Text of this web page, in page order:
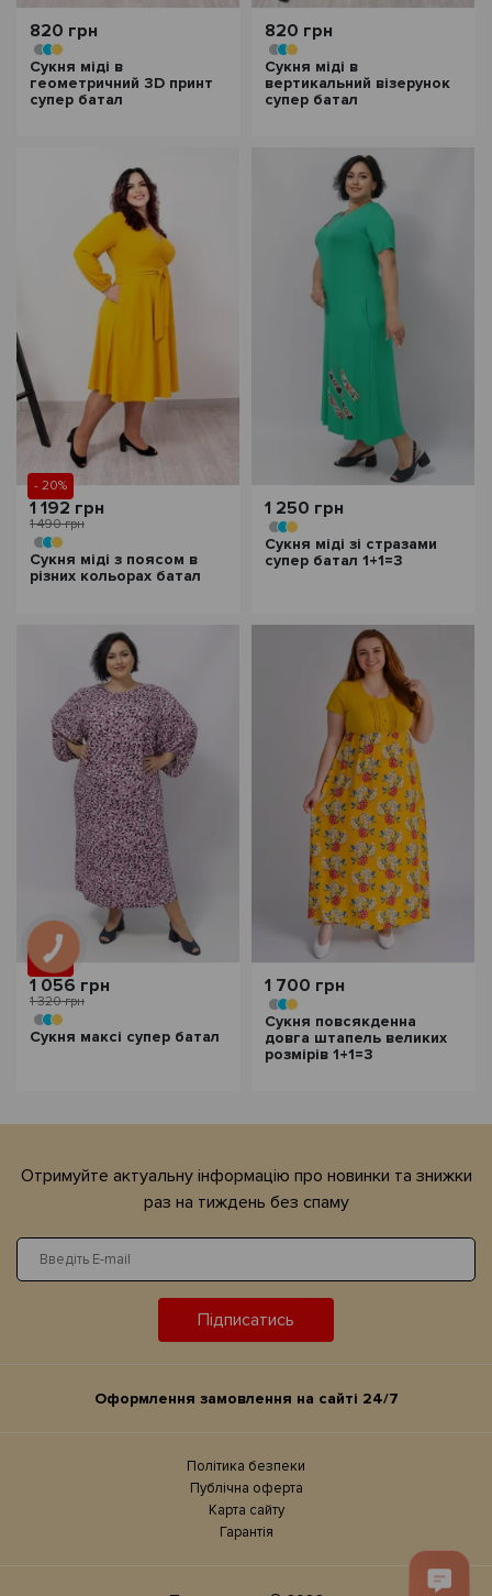
820 грн
Сукня міді в
геометричний 3D принт
супер батал
820 грн
Сукня міді в
вертикальний візерунок
супер батал
- 20%
1 192 грн
1 490 грн
Сукня міді з поясом в
різних кольорах батал
1 250 грн
Сукня міді зі стразами
супер батал 1+1=3
- 20%
1 056 грн
1 320 грн
Сукня максі супер батал
1 700 грн
Сукня повсякденна
довга штапель великих
розмірів 1+1=3
Отримуйте актуальну iнформацiю про новинки та знижки
раз на тиждень без спаму
Підписатись
Оформлення замовлення на сайтi 24/7
Політика безпеки
Публічна оферта
Карта сайту
Гарантія